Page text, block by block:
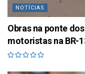
NOTÍCIAS
Obras na ponte
motoristas na BR-